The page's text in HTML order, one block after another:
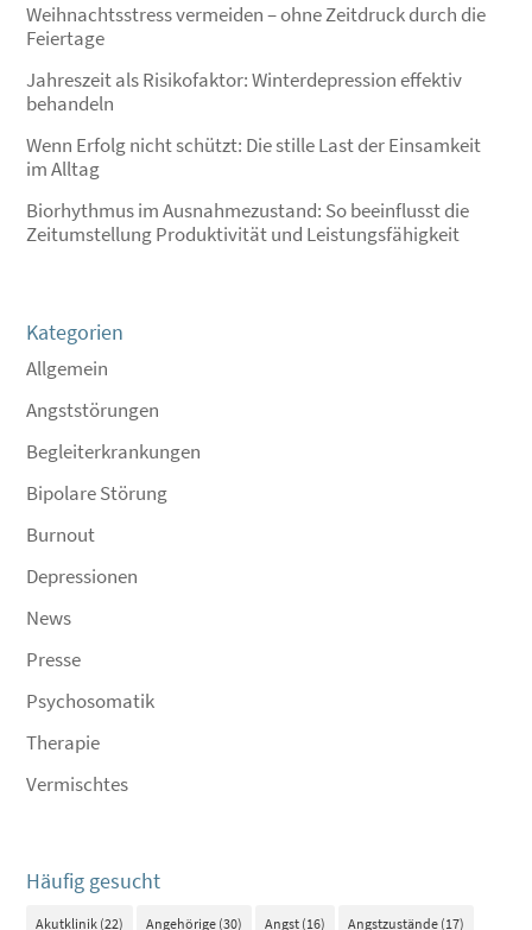
Weihnachtsstress vermeiden – ohne Zeitdruck durch die
Feiertage
Jahreszeit als Risikofaktor: Winterdepression effektiv
behandeln
Wenn Erfolg nicht schützt: Die stille Last der Einsamkeit
im Alltag
Biorhythmus im Ausnahmezustand: So beeinflusst die
Zeitumstellung Produktivität und Leistungsfähigkeit
Kategorien
Allgemein
Angststörungen
Begleiterkrankungen
Bipolare Störung
Burnout
Depressionen
News
Presse
Psychosomatik
Therapie
Vermischtes
Häufig gesucht
Akutklinik (22) Angehörige (30) Angst (16) Angstzustände (17)